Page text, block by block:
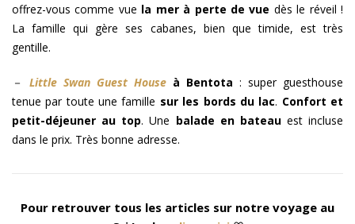
offrez-vous comme vue la mer à perte de vue dès le réveil !
La famille qui gère ses cabanes, bien que timide, est très
gentille.
－ Little Swan Guest House à Bentota : super guesthouse
tenue par toute une famille sur les bords du lac. Confort et
petit-déjeuner au top. Une balade en bateauest incluse
dans le prix. Très bonne adresse.
Pour retrouver tous les articles sur notre voyage au